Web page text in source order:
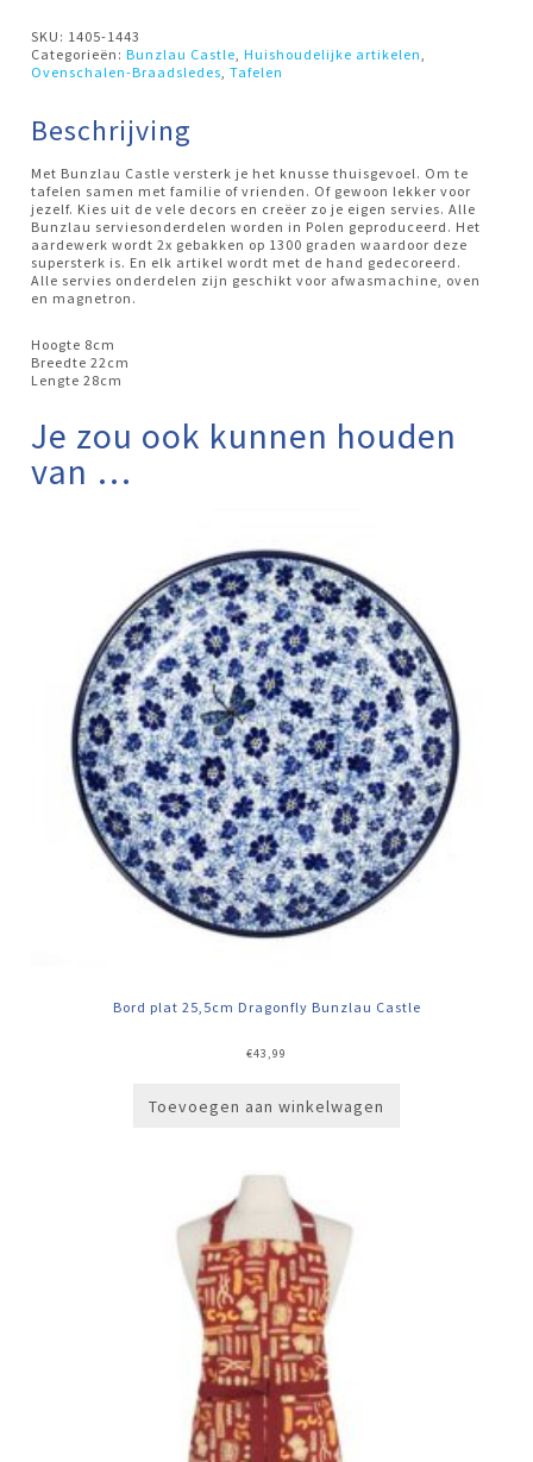
SKU: 1405-1443
Categorieën:Bunzlau Castle ,Huishoudelijke artikelen
Ovenschalen-Braadsledes ,Tafelen
Beschrijving
Met Bunzlau Castle versterk je het knusse thuisgevoel. Om te
tafelen samen met familie of vrienden. Of gewoon lekker voor
jezelf. Kies uit de vele decors en creëer zo je eigen servies. Alle
Bunzlau serviesonderdelen worden in Polen geproduceerd. Het
aardewerk wordt 2x gebakken op 1300 graden waardoor deze
supersterk is. En elk artikel wordt met de hand gedecoreerd.
Alle servies onderdelen zijn geschikt voor afwasmachine, oven
en magnetron.
Hoogte 8cm
Breedte 22cm
Lengte 28cm
Je zou ook kunnen houden
van …
Bord plat 25,5cm Dragonfly Bunzlau Castle
€43,99
Toevoegen aan winkelwagen